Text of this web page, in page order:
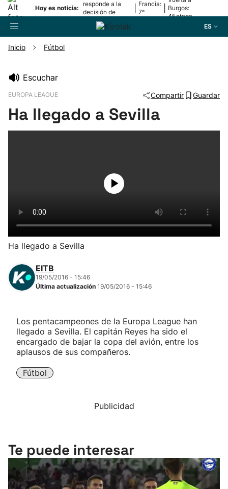
Hoy es noticia:
responde a la
decisión de
Oriamendi
Francia:
7ª
Burgos:
4ª etapa
ES
Pelota
Ciclismo
Herri-kirolak
Balonmano
Atletismo
Carreras de montaña
Inicio Fútbol
Escuchar
EUROPA LEAGUE Compartir Guardar
Ha llegado a Sevilla
Ha llegado a Sevilla
EITB
19/05/2016 - 15:46
Última actualización 19/05/2016 - 15:46
Los pentacampeones de la Europa League han
llegado a Sevilla. El capitán Reyes ha sido el
encargado de bajar la copa del avión, entre los
aplausos de sus compañeros.
Fútbol
Publicidad
Te puede interesar